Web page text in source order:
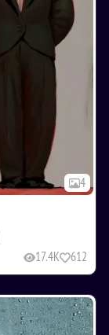
4
17.4K 612